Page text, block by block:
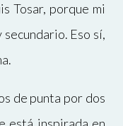
Tosar, porque mi
Eso sí,
de punta por dos